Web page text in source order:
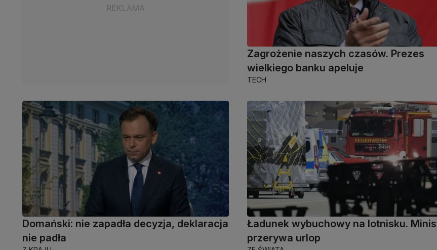
Zagrożenie naszych czasów. Prezes
wielkiego banku apeluje
TECH
Domański: nie zapadła decyzja, deklaracja
nie padła
Ładunek wybuchowy na lotnisku.
przerywa urlop